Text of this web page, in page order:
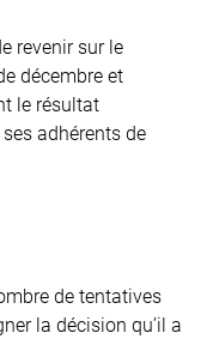
revenir sur le
décembre et
le résultat
adhérents de
de tentatives
la décision qu’il a